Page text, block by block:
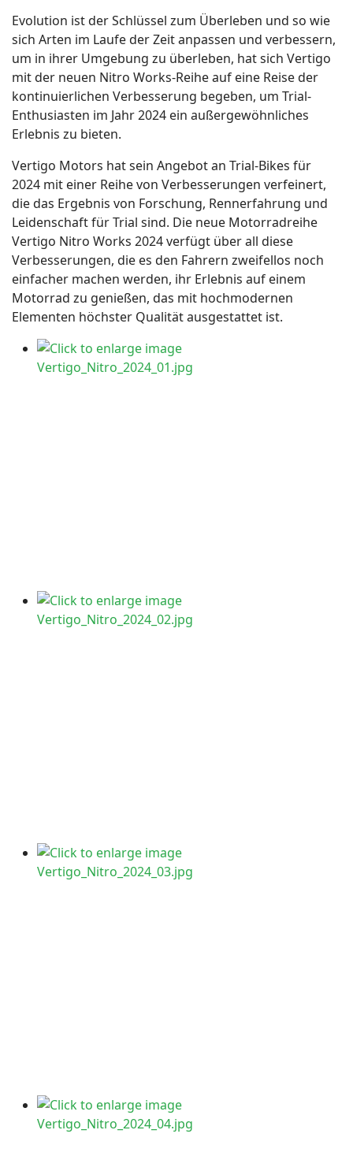
Evolution ist der Schlüssel zum Überleben und so wie
sich Arten im Laufe der Zeit anpassen und verbessern,
um in ihrer Umgebung zu überleben, hat sich Vertigo
mit der neuen Nitro Works-Reihe auf eine Reise der
kontinuierlichen Verbesserung begeben, um Trial-
Enthusiasten im Jahr 2024 ein außergewöhnliches
Erlebnis zu bieten.
Vertigo Motors hat sein Angebot an Trial-Bikes für
2024 mit einer Reihe von Verbesserungen verfeinert,
die das Ergebnis von Forschung, Rennerfahrung und
Leidenschaft für Trial sind. Die neue Motorradreihe
Vertigo Nitro Works 2024 verfügt über all diese
Verbesserungen, die es den Fahrern zweifellos noch
einfacher machen werden, ihr Erlebnis auf einem
Motorrad zu genießen, das mit hochmodernen
Elementen höchster Qualität ausgestattet ist.